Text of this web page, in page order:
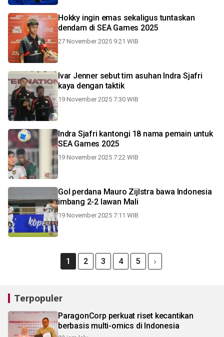
Hokky ingin emas sekaligus tuntaskan
dendam di SEA Games 2025
27 November 2025 9:21 WIB
Ivar Jenner sebut tim asuhan Indra Sjafri
kaya dengan taktik
19 November 2025 7:30 WIB
Indra Sjafri kantongi 18 nama pemain untuk
SEA Games 2025
19 November 2025 7:22 WIB
Gol perdana Mauro Zijlstra bawa Indonesia
imbang 2-2 lawan Mali
19 November 2025 7:11 WIB
1 2 3 4 5
Terpopuler
ParagonCorp perkuat riset kecantikan
berbasis multi-omics di Indonesia